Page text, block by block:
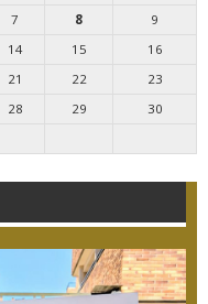
7 8
9
14 15
16
21 22
23
28 29
30